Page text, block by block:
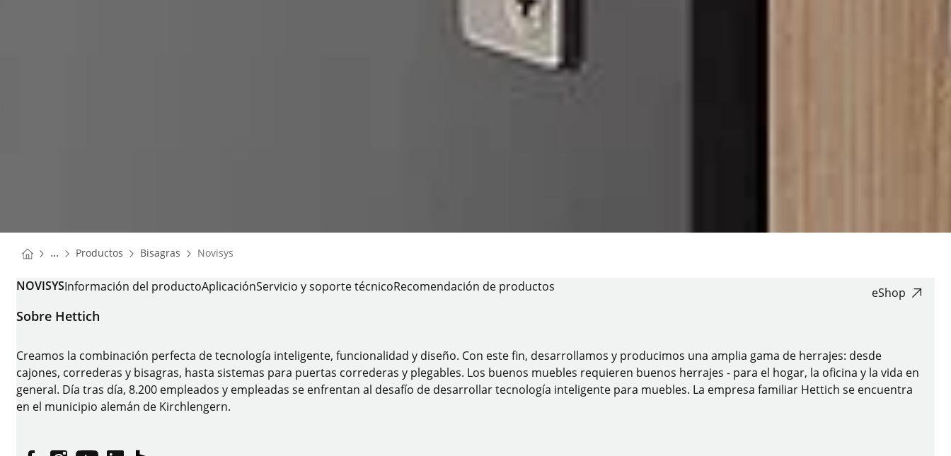
You are here:
Homepage
... Productos Homepage
Bisagras Homepage
Novisys
NOVISYSInformación del productoAplicaciónServicio y soporte técnicoRecomendación de productos eShop
Sobre Hettich
Creamos la combinación perfecta de tecnología inteligente, funcionalidad y diseño. Con este fin, desarrollamos y producimos una amplia gama de herrajes: desde
cajones, correderas y bisagras, hasta sistemas para puertas correderas y plegables. Los buenos muebles requieren buenos herrajes - para el hogar, la oficina y la vida en
general. Día tras día, 8.200 empleados y empleadas se enfrentan al desafío de desarrollar tecnología inteligente para muebles. La empresa familiar Hettich se encuentra
en el municipio alemán de Kirchlengern.